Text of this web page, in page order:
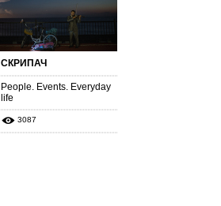
СКРИПАЧ
People. Events. Everyday
life
3087